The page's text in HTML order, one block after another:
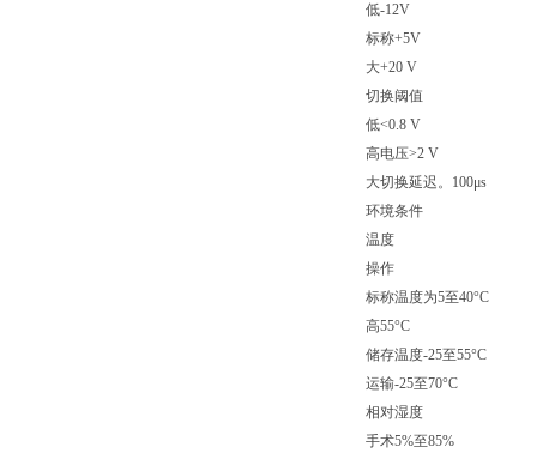
低-12V
标称+5V
大+20 V
切换阈值
低<0.8 V
高电压>2 V
大切换延迟。100μs
环境条件
温度
操作
标称温度为5至40°C
高55°C
储存温度-25至55°C
运输-25至70°C
相对湿度
手术5%至85%